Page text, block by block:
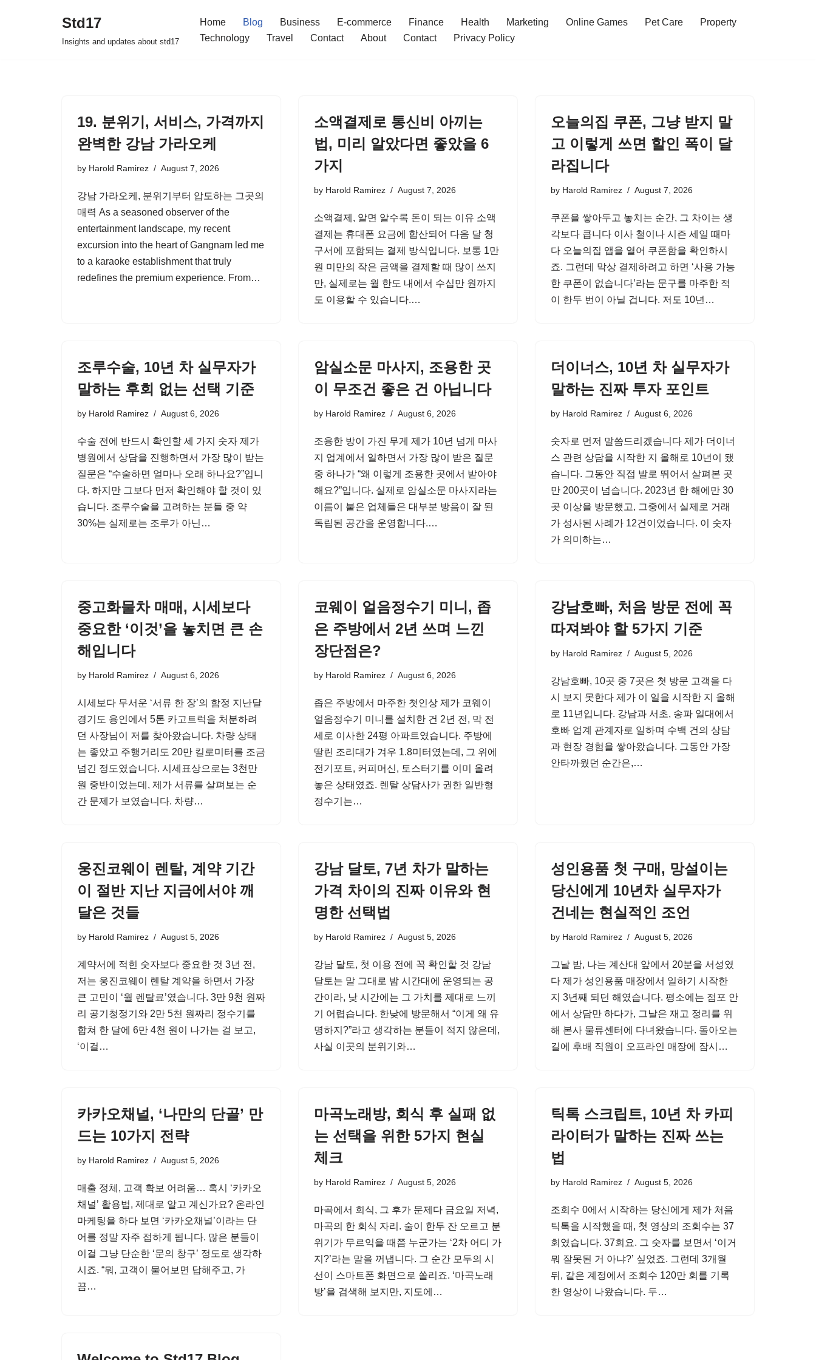
Std17
Insights and updates about std17
Home Blog Business E-commerce Finance Health Marketing Online Games Pet Care
Property
Technology
Travel Contact About Contact Privacy Policy
19. 분위기, 서비스, 가격까지
완벽한 강남 가라오케
by Harold Ramirez August 7, 2026
강남 가라오케, 분위기부터 압도하는 그곳의
매력 As a seasoned observer of the
entertainment landscape, my recent
excursion into the heart of Gangnam led me
to a karaoke establishment that truly
redefines the premium experience. From…
소액결제로 통신비 아끼는
법, 미리 알았다면 좋았을 6
가지
by Harold Ramirez August 7, 2026
소액결제, 알면 알수록 돈이 되는 이유 소액
결제는 휴대폰 요금에 합산되어 다음 달 청
구서에 포함되는 결제 방식입니다. 보통 1만
원 미만의 작은 금액을 결제할 때 많이 쓰지
만, 실제로는 월 한도 내에서 수십만 원까지
도 이용할 수 있습니다.…
오늘의집 쿠폰, 그냥 받지 말
고 이렇게 쓰면 할인 폭이 달
라집니다
by Harold Ramirez August 7, 2026
쿠폰을 쌓아두고 놓치는 순간, 그 차이는 생
각보다 큽니다 이사 철이나 시즌 세일 때마
다 오늘의집 앱을 열어 쿠폰함을 확인하시
죠. 그런데 막상 결제하려고 하면 ‘사용 가능
한 쿠폰이 없습니다’라는 문구를 마주한 적
이 한두 번이 아닐 겁니다. 저도 10년…
조루수술, 10년 차 실무자가
말하는 후회 없는 선택 기준
by Harold Ramirez August 6, 2026
수술 전에 반드시 확인할 세 가지 숫자 제가
병원에서 상담을 진행하면서 가장 많이 받는
질문은 “수술하면 얼마나 오래 하나요?”입니
다. 하지만 그보다 먼저 확인해야 할 것이 있
습니다. 조루수술을 고려하는 분들 중 약
30%는 실제로는 조루가 아닌…
암실소문 마사지, 조용한 곳
이 무조건 좋은 건 아닙니다
by Harold Ramirez August 6, 2026
조용한 방이 가진 무게 제가 10년 넘게 마사
지 업계에서 일하면서 가장 많이 받은 질문
중 하나가 “왜 이렇게 조용한 곳에서 받아야
해요?”입니다. 실제로 암실소문 마사지라는
이름이 붙은 업체들은 대부분 방음이 잘 된
독립된 공간을 운영합니다.…
더이너스, 10년 차 실무자가
말하는 진짜 투자 포인트
by Harold Ramirez August 6, 2026
숫자로 먼저 말씀드리겠습니다 제가 더이너
스 관련 상담을 시작한 지 올해로 10년이 됐
습니다. 그동안 직접 발로 뛰어서 살펴본 곳
만 200곳이 넘습니다. 2023년 한 해에만 30
곳 이상을 방문했고, 그중에서 실제로 거래
가 성사된 사례가 12건이었습니다. 이 숫자
가 의미하는…
중고화물차 매매, 시세보다
중요한 ‘이것’을 놓치면 큰 손
해입니다
by Harold Ramirez August 6, 2026
시세보다 무서운 ‘서류 한 장’의 함정 지난달
경기도 용인에서 5톤 카고트럭을 처분하려
던 사장님이 저를 찾아왔습니다. 차량 상태
는 좋았고 주행거리도 20만 킬로미터를 조금
넘긴 정도였습니다. 시세표상으로는 3천만
원 중반이었는데, 제가 서류를 살펴보는 순
간 문제가 보였습니다. 차량…
코웨이 얼음정수기 미니, 좁
은 주방에서 2년 쓰며 느낀
장단점은?
by Harold Ramirez August 6, 2026
좁은 주방에서 마주한 첫인상 제가 코웨이
얼음정수기 미니를 설치한 건 2년 전, 막 전
세로 이사한 24평 아파트였습니다. 주방에
딸린 조리대가 겨우 1.8미터였는데, 그 위에
전기포트, 커피머신, 토스터기를 이미 올려
놓은 상태였죠. 렌탈 상담사가 권한 일반형
정수기는…
강남호빠, 처음 방문 전에 꼭
따져봐야 할 5가지 기준
by Harold Ramirez August 5, 2026
강남호빠, 10곳 중 7곳은 첫 방문 고객을 다
시 보지 못한다 제가 이 일을 시작한 지 올해
로 11년입니다. 강남과 서초, 송파 일대에서
호빠 업계 관계자로 일하며 수백 건의 상담
과 현장 경험을 쌓아왔습니다. 그동안 가장
안타까웠던 순간은,…
웅진코웨이 렌탈, 계약 기간
이 절반 지난 지금에서야 깨
달은 것들
by Harold Ramirez August 5, 2026
계약서에 적힌 숫자보다 중요한 것 3년 전,
저는 웅진코웨이 렌탈 계약을 하면서 가장
큰 고민이 ‘월 렌탈료’였습니다. 3만 9천 원짜
리 공기청정기와 2만 5천 원짜리 정수기를
합쳐 한 달에 6만 4천 원이 나가는 걸 보고,
‘이걸…
강남 달토, 7년 차가 말하는
가격 차이의 진짜 이유와 현
명한 선택법
by Harold Ramirez August 5, 2026
강남 달토, 첫 이용 전에 꼭 확인할 것 강남
달토는 말 그대로 밤 시간대에 운영되는 공
간이라, 낮 시간에는 그 가치를 제대로 느끼
기 어렵습니다. 한낮에 방문해서 “이게 왜 유
명하지?”라고 생각하는 분들이 적지 않은데,
사실 이곳의 분위기와…
성인용품 첫 구매, 망설이는
당신에게 10년차 실무자가
건네는 현실적인 조언
by Harold Ramirez August 5, 2026
그날 밤, 나는 계산대 앞에서 20분을 서성였
다 제가 성인용품 매장에서 일하기 시작한
지 3년째 되던 해였습니다. 평소에는 점포 안
에서 상담만 하다가, 그날은 재고 정리를 위
해 본사 물류센터에 다녀왔습니다. 돌아오는
길에 후배 직원이 오프라인 매장에 잠시…
카카오채널, ‘나만의 단골’ 만
드는 10가지 전략
by Harold Ramirez August 5, 2026
매출 정체, 고객 확보 어려움… 혹시 ‘카카오
채널’ 활용법, 제대로 알고 계신가요? 온라인
마케팅을 하다 보면 ‘카카오채널’이라는 단
어를 정말 자주 접하게 됩니다. 많은 분들이
이걸 그냥 단순한 ‘문의 창구’ 정도로 생각하
시죠. “뭐, 고객이 물어보면 답해주고, 가
끔…
마곡노래방, 회식 후 실패 없
는 선택을 위한 5가지 현실
체크
by Harold Ramirez August 5, 2026
마곡에서 회식, 그 후가 문제다 금요일 저녁,
마곡의 한 회식 자리. 술이 한두 잔 오르고 분
위기가 무르익을 때쯤 누군가는 ‘2차 어디 가
지?’라는 말을 꺼냅니다. 그 순간 모두의 시
선이 스마트폰 화면으로 쏠리죠. ‘마곡노래
방’을 검색해 보지만, 지도에…
틱톡 스크립트, 10년 차 카피
라이터가 말하는 진짜 쓰는
법
by Harold Ramirez August 5, 2026
조회수 0에서 시작하는 당신에게 제가 처음
틱톡을 시작했을 때, 첫 영상의 조회수는 37
회였습니다. 37회요. 그 숫자를 보면서 ‘이거
뭐 잘못된 거 아냐?’ 싶었죠. 그런데 3개월
뒤, 같은 계정에서 조회수 120만 회를 기록
한 영상이 나왔습니다. 두…